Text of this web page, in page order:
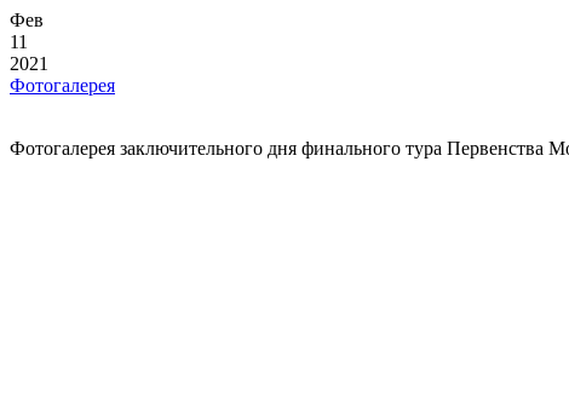
Фев
11
2021
Фотогалерея
Фотогалерея заключительного дня финального тура Первенства